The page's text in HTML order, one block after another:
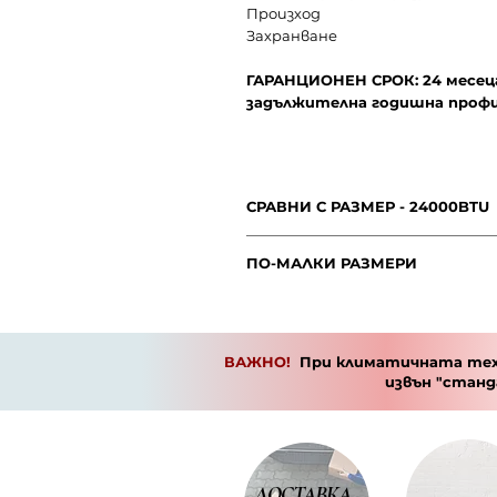
Произход
Захранване
ГАРАНЦИОНЕН СРОК: 24
задължителна годишна
СРАВНИ С РАЗМЕР - 24000BTU
МОДЕЛ
Препоръчителен капацитет
Капацитет при отопление
ПО-МАЛКИ РАЗМЕРИ
I/
0
Препоръчителен
капацитет (площ)
до
ВАЖНО!
При климатичната
извън